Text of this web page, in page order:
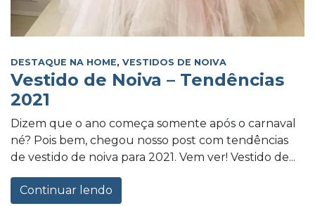
DESTAQUE NA HOME, VESTIDOS DE NOIVA
Vestido de Noiva – Tendências
2021
Dizem que o ano começa somente após o carnaval
né? Pois bem, chegou nosso post com tendências
de vestido de noiva para 2021. Vem ver! Vestido de...
Continuar lendo